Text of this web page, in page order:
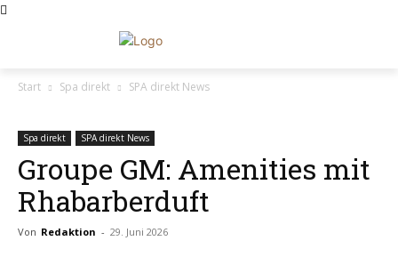
Start Spa direkt SPA direkt News
Spa direkt SPA direkt News
Groupe GM: Amenities mit
Rhabarberduft
Von Redaktion - 29. Juni 2026